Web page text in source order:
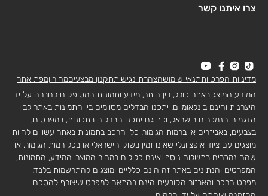
צרו איתנו קשר
מדיניות הפרטיותתנאי שימושהצהרת נגישותתקנון מבצעיםמחירוןמפת אתר
המידע המוצג באתר כולל, בין היתר, מידע ותמונות המסופקים לחברה על ידי
היצרנית והינם בינלאומיים. יתכנו הבדלים מסוימים בין התמונות באתר לבין
הדגמים הנמכרים בישראל, וכך גם יתכנו הבדלים בתכונות, במפרטים,
בצבעים, באביזרים או ברמות הגימור. כלי הרכב בתמונות באתר עשויים להיות
מוצגים עם ציוד אופציונלי שאינו זמין בשוק הישראלי או בכל רמות הגימור, או
שהם נמכרים בתשלום נוסף ואינם כלולים במחיר המוצר. המידע, התמונות,
המפרטים והנתונים באתר זה הינם כלליים ומוצגים להתרשמות בלבד.
מפרט הרכב והאבזור הקובעים הינם בהתאם למפרט שיצורף להסכם